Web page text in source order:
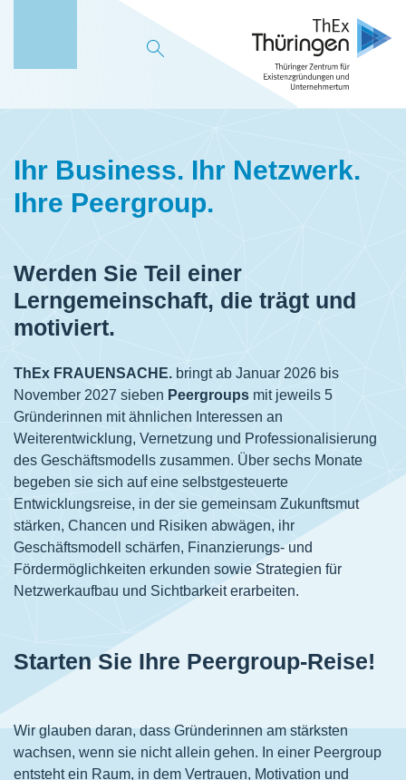
Ihr Business. Ihr Netzwerk.
Ihre Peergroup.
Werden Sie Teil einer
Lerngemeinschaft, die trägt und
motiviert.
ThEx FRAUENSACHE. bringt ab Januar 2026 bis
November 2027 sieben Peergroups mit jeweils 5
Gründerinnen mit ähnlichen Interessen an
Weiterentwicklung, Vernetzung und Professionalisierung
des Geschäftsmodells zusammen. Über sechs Monate
begeben sie sich auf eine selbstgesteuerte
Entwicklungsreise, in der sie gemeinsam Zukunftsmut
stärken, Chancen und Risiken abwägen, ihr
Geschäftsmodell schärfen, Finanzierungs- und
Fördermöglichkeiten erkunden sowie Strategien für
Netzwerkaufbau und Sichtbarkeit erarbeiten.
Starten Sie Ihre Peergroup-Reise!
Wir glauben daran, dass Gründerinnen am stärksten
wachsen, wenn sie nicht allein gehen. In einer Peergroup
entsteht ein Raum, in dem Vertrauen, Motivation und